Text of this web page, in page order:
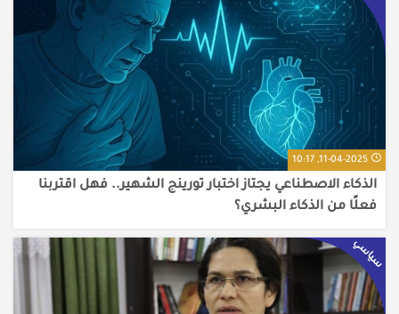
11-04-2025, 10:17
الذكاء الاصطناعي يجتاز اختبار تورينج الشهير.. فهل اقتربنا
فعلًا من الذكاء البشري؟
سياسي